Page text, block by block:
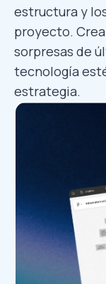
estructura y
proyecto.
sorpresas de
tecnología
estrategia.